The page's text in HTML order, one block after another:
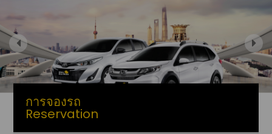
การจองรถ
Reservation